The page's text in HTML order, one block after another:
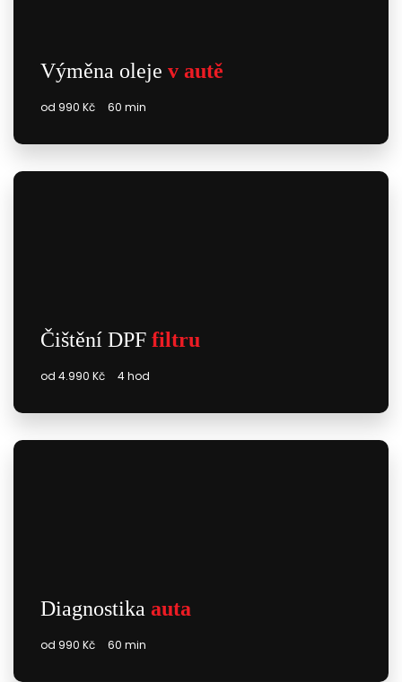
Výměna oleje v autě
od 990 Kč 60 min
Čištění DPF filtru
od 4.990 Kč 4 hod
Diagnostika auta
od 990 Kč 60 min